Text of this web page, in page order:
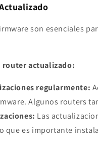
son esenciales
router actualizado:
regularmente:
Algunos routers
Las
que es importante